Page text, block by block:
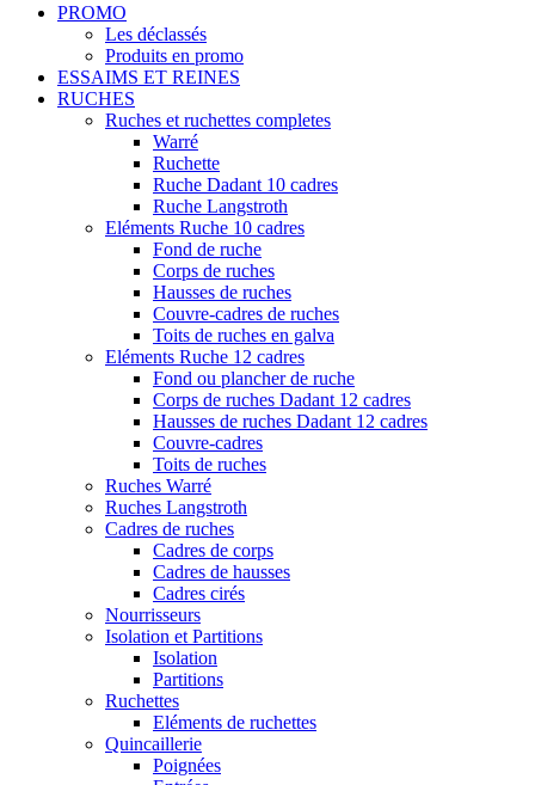
PROMO
Les déclassés
Produits en promo
ESSAIMS ET REINES
RUCHES
Ruches et ruchettes completes
Warré
Ruchette
Ruche Dadant 10 cadres
Ruche Langstroth
Eléments Ruche 10 cadres
Fond de ruche
Corps de ruches
Hausses de ruches
Couvre-cadres de ruches
Toits de ruches en galva
Eléments Ruche 12 cadres
Fond ou plancher de ruche
Corps de ruches Dadant 12 cadres
Hausses de ruches Dadant 12 cadres
Couvre-cadres
Toits de ruches
Ruches Warré
Ruches Langstroth
Cadres de ruches
Cadres de corps
Cadres de hausses
Cadres cirés
Nourrisseurs
Isolation et Partitions
Isolation
Partitions
Ruchettes
Eléments de ruchettes
Quincaillerie
Poignées